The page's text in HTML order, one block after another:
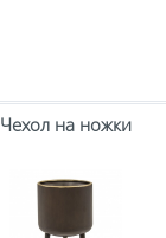
Чехол на ножки